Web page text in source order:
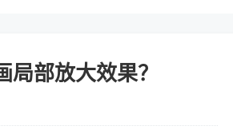
部放大效果？